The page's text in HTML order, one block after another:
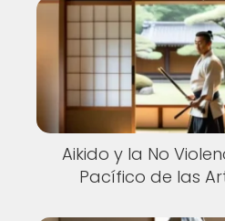
Aikido y la No
Pacífico de las